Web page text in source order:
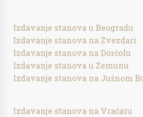
Izdavanje stanova u Beogradu
Izdavanje stanova na Zvezdari
Izdavanje stanova na Dorćolu
Izdavanje stanova u Zemunu
Izdavanje stanova na Južnom
Izdavanje stanova na Vračaru